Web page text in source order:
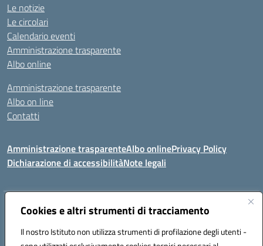
Cookies e altri strumenti di tracciamento
Il nostro Istituto non utilizza strumenti di profilazione degli utenti -
Le notizie
Le circolari
Calendario eventi
Amministrazione trasparente
Albo online
Amministrazione trasparente
Albo on line
Contatti
Amministrazione trasparenteAlbo onlinePrivacy Policy
Dichiarazione di accessibilitàNote legali
Indirizzo:Via Tirso, 07011 Bono (SS)
Posta elettronica certificata (PEC):ssic820006@pec.istruzione.it